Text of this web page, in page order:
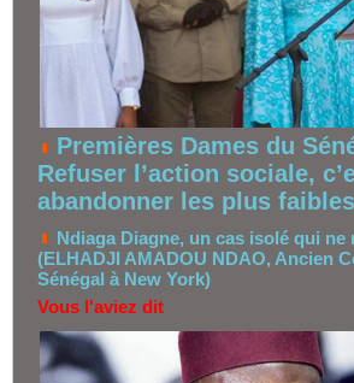
Premières Dames du
Refuser l’action sociale,
abandonner les plus
Ndiaga Diagne, un cas isolé qui
(ELHADJI AMADOU NDAO, Ancien
Sénégal à New York)
Vous l'aviez dit